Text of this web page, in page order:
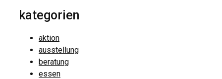
kategorien
aktion
ausstellung
beratung
essen